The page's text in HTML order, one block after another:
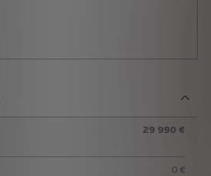
29 990 €
0 €